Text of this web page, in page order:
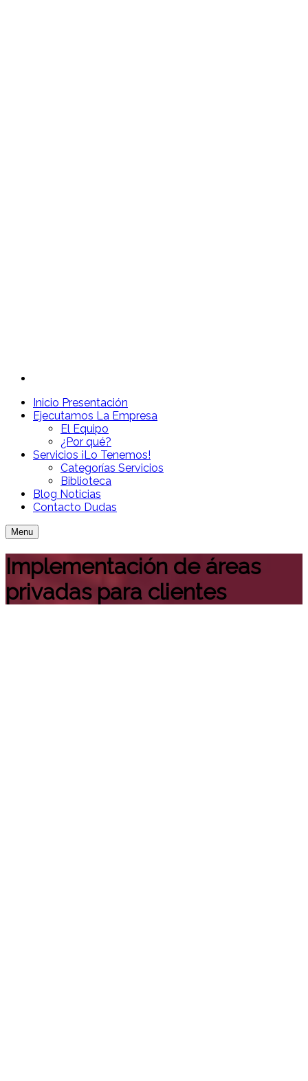
Inicio Presentación
Ejecutamos La Empresa
El Equipo
¿Por qué?
Servicios ¡Lo Tenemos!
Categorías Servicios
Biblioteca
Blog Noticias
Contacto Dudas
Menu
Implementación de áreas
privadas para clientes